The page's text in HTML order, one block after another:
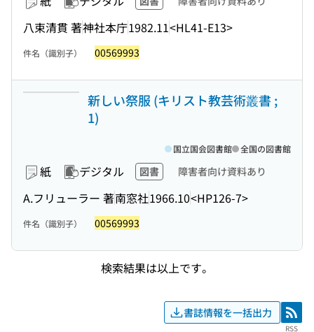
八束清貫 著神社本庁1982.11<HL41-E13>
件名（識別子） 00569993
新しい祭服 (キリスト教芸術叢書 ;
1)
紙 デジタル 図書 障害者向け資料あり
A.フリューラー 著南窓社1966.10<HP126-7>
国立国会図書館 全国の図書館
件名（識別子） 00569993
検索結果は以上です。
書誌情報を一括出力 RSS
RSS